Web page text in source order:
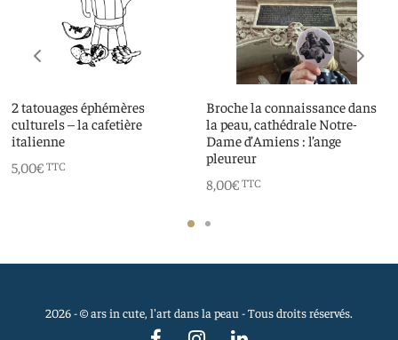
2 tatouages éphémères
culturels – la cafetière
italienne
5,00€ TTC
Broche la connaissance dans
la peau, cathédrale Notre-
Dame d’Amiens : l’ange
pleureur
8,00€ TTC
2026 - © ars in cute, l'art dans la peau - Tous droits réservés.